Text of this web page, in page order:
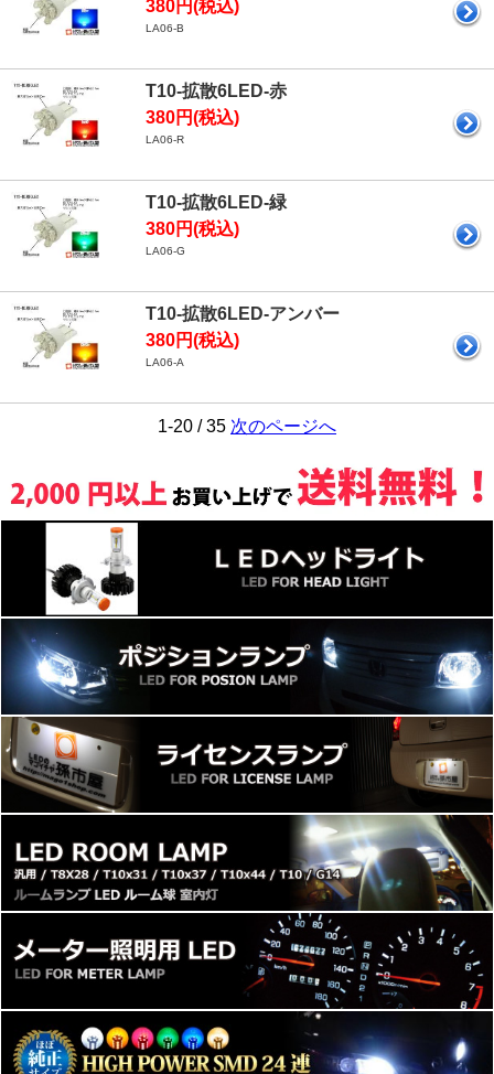
380円(税込)
LA06-B
T10-拡散6LED-赤
380円(税込)
LA06-R
T10-拡散6LED-緑
380円(税込)
LA06-G
T10-拡散6LED-アンバー
380円(税込)
LA06-A
1-20 / 35 次のページへ